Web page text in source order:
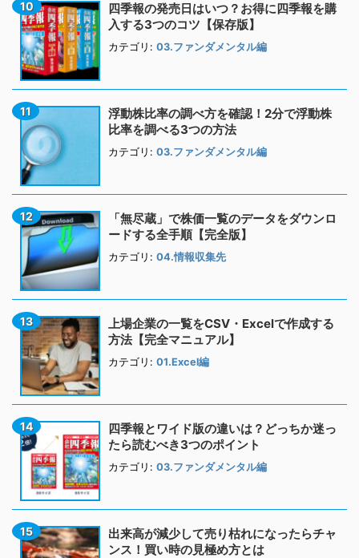
四季報の発売日はいつ？お得に四季報を購
入する3つのコツ【保存版】
カテゴリ: 03.ファンダメンタル編
浮動株比率の調べ方を確認！2分で浮動株
比率を調べる3つの方法
カテゴリ: 03.ファンダメンタル編
「無尽蔵」で株価一覧のデータをダウンロ
ードする全手順【完全版】
カテゴリ: 04.情報収集先
上場企業の一覧をCSV・Excelで作成する
方法【完全マニュアル】
カテゴリ: 01.Excel編
四季報とワイド版の違いは？どっちか迷っ
たら読むべき3つのポイント
カテゴリ: 03.ファンダメンタル編
出来高が減少して売り枯れになったらチャ
ンス！買い時の見極め方とは